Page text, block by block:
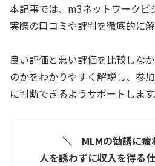
本記事では、m3ネットワークビ
実際の口コミや評判を徹底的に解
良い評価と悪い評価を比較しな
のかをわかりやすく解説し、参
に判断できるようサポートします
＼ MLMの勧誘に
人を誘わずに収入を得る